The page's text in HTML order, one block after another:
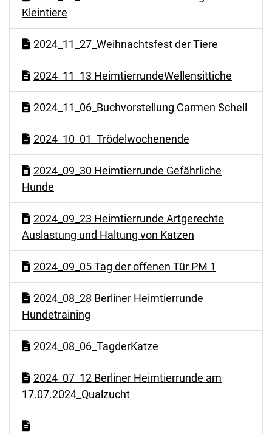
Kleintiere
2024_11_27_Weihnachtsfest der Tiere
2024_11_13 HeimtierrundeWellensittiche
2024_11_06_Buchvorstellung Carmen Schell
2024_10_01_Trödelwochenende
2024_09_30 Heimtierrunde Gefährliche
Hunde
2024_09_23 Heimtierrunde Artgerechte
Auslastung und Haltung von Katzen
2024_09_05 Tag der offenen Tür PM 1
2024_08_28 Berliner Heimtierrunde
Hundetraining
2024_08_06_TagderKatze
2024_07_12 Berliner Heimtierrunde am
17.07.2024_Qualzucht